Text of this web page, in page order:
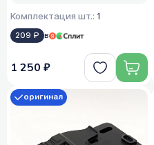
Комплектация шт.: 1
209 ₽ в
1 250 ₽
оригинал